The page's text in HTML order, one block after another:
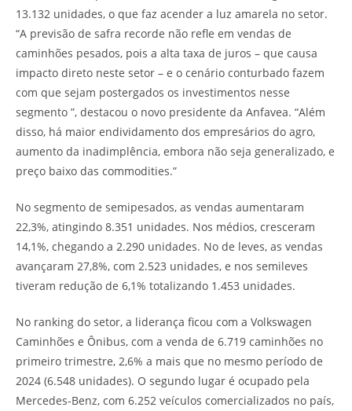
13.132 unidades, o que faz acender a luz amarela no setor.
“A previsão de safra recorde não refle em vendas de
caminhões pesados, pois a alta taxa de juros – que causa
impacto direto neste setor – e o cenário conturbado fazem
com que sejam postergados os investimentos nesse
segmento ”, destacou o novo presidente da Anfavea. “Além
disso, há maior endividamento dos empresários do agro,
aumento da inadimplência, embora não seja generalizado, e
preço baixo das commodities.”
No segmento de semipesados, as vendas aumentaram
22,3%, atingindo 8.351 unidades. Nos médios, cresceram
14,1%, chegando a 2.290 unidades. No de leves, as vendas
avançaram 27,8%, com 2.523 unidades, e nos semileves
tiveram redução de 6,1% totalizando 1.453 unidades.
No ranking do setor, a liderança ficou com a Volkswagen
Caminhões e Ônibus, com a venda de 6.719 caminhões no
primeiro trimestre, 2,6% a mais que no mesmo período de
2024 (6.548 unidades). O segundo lugar é ocupado pela
Mercedes-Benz, com 6.252 veículos comercializados no país,